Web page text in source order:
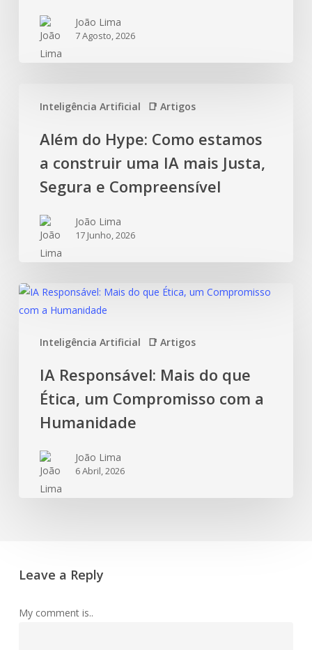
João Lima
7 Agosto, 2026
Inteligência Artificial 📑 Artigos
Além do Hype: Como estamos
a construir uma IA mais Justa,
Segura e Compreensível
João Lima
17 Junho, 2026
Inteligência Artificial 📑 Artigos
IA Responsável: Mais do que
Ética, um Compromisso com a
Humanidade
João Lima
6 Abril, 2026
Leave a Reply
My comment is..